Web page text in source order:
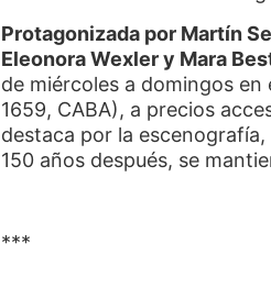
Protagonizada por Martín
Eleonora Wexler y Mara
de miércoles a domingos
1659, CABA), a precios
destaca por la
150 años después, se
***